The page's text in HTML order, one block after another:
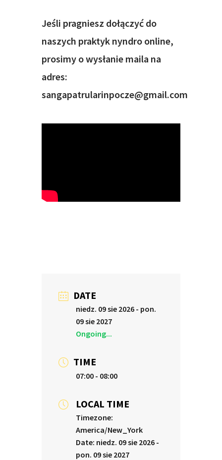
Jeśli pragniesz dołączyć do
naszych praktyk nyndro online,
prosimy o wysłanie maila na
adres:
sangapatrularinpocze@gmail.com
DATE
niedz. 09 sie 2026 - pon.
09 sie 2027
Ongoing...
TIME
07:00 - 08:00
LOCAL TIME
Timezone:
America/New_York
Date: niedz. 09 sie 2026 -
pon. 09 sie 2027